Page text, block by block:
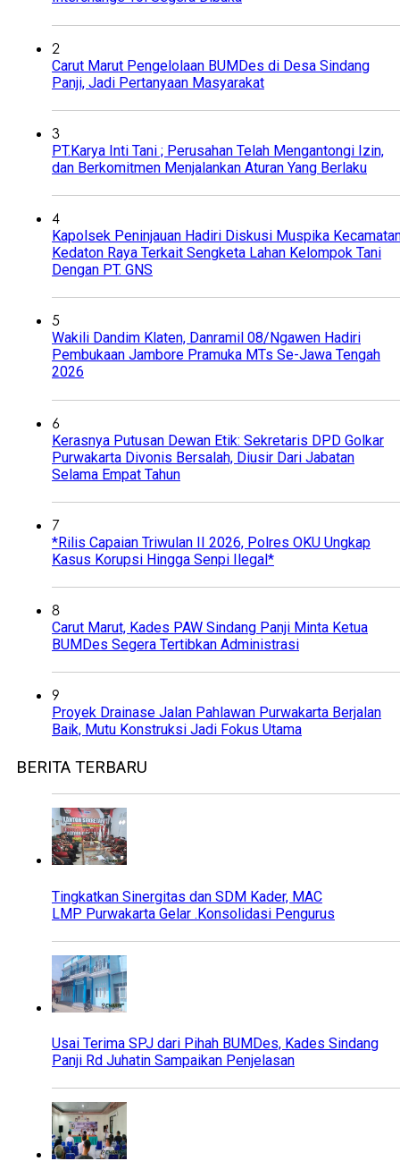
2
Carut Marut Pengelolaan BUMDes di Desa Sindang
Panji, Jadi Pertanyaan Masyarakat
3
PT.Karya Inti Tani ; Perusahan Telah Mengantongi Izin,
dan Berkomitmen Menjalankan Aturan Yang Berlaku
4
Kapolsek Peninjauan Hadiri Diskusi Muspika
Kedaton Raya Terkait Sengketa Lahan Kelompok Tani
Dengan PT. GNS
5
Wakili Dandim Klaten, Danramil 08/Ngawen Hadiri
Pembukaan Jambore Pramuka MTs Se-Jawa Tengah
2026
6
Kerasnya Putusan Dewan Etik: Sekretaris DPD Golkar
Purwakarta Divonis Bersalah, Diusir Dari Jabatan
Selama Empat Tahun
7
*Rilis Capaian Triwulan II 2026, Polres OKU Ungkap
Kasus Korupsi Hingga Senpi Ilegal*
8
Carut Marut, Kades PAW Sindang Panji Minta Ketua
BUMDes Segera Tertibkan Administrasi
9
Proyek Drainase Jalan Pahlawan Purwakarta Berjalan
Baik, Mutu Konstruksi Jadi Fokus Utama
BERITA TERBARU
Tingkatkan Sinergitas dan SDM Kader, MAC
LMP Purwakarta Gelar .Konsolidasi Pengurus
Usai Terima SPJ dari Pihah BUMDes, Kades Sindang
Panji Rd Juhatin Sampaikan Penjelasan